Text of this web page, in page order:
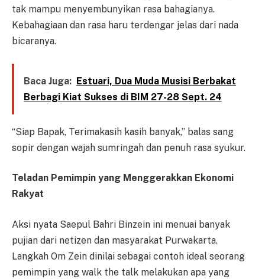
tak mampu menyembunyikan rasa bahagianya.
Kebahagiaan dan rasa haru terdengar jelas dari nada
bicaranya.
Baca Juga: Estuari, Dua Muda Musisi Berbakat
Berbagi Kiat Sukses di BIM 27-28 Sept. 24
“Siap Bapak, Terimakasih kasih banyak,” balas sang
sopir dengan wajah sumringah dan penuh rasa syukur.
Teladan Pemimpin yang Menggerakkan Ekonomi
Rakyat
Aksi nyata Saepul Bahri Binzein ini menuai banyak
pujian dari netizen dan masyarakat Purwakarta.
Langkah Om Zein dinilai sebagai contoh ideal seorang
pemimpin yang walk the talk melakukan apa yang